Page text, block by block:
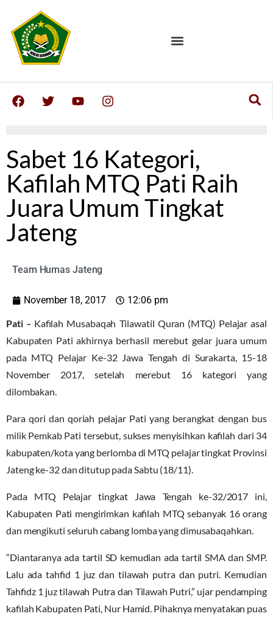
Sabet 16 Kategori,
Kafilah MTQ Pati Raih
Juara Umum Tingkat
Jateng
Team Humas Jateng
November 18, 2017
12:06 pm
Pati– Kafilah Musabaqah Tilawatil Quran (MTQ) Pelajar asal
Kabupaten Pati akhirnya berhasil merebut gelar juara umum
pada MTQ Pelajar Ke-32 Jawa Tengah di Surakarta, 15-18
November 2017, setelah merebut 16 kategori yang
dilombakan.
Para qori dan qoriah pelajar Pati yang berangkat dengan bus
milik Pemkab Pati tersebut, sukses menyisihkan kafilah dari 34
kabupaten/kota yang berlomba di MTQ pelajar tingkat Provinsi
Jateng ke-32 dan ditutup pada Sabtu (18/11).
Pada MTQ Pelajar tingkat Jawa Tengah ke-32/2017 ini,
Kabupaten Pati mengirimkan kafilah MTQ sebanyak 16 orang
dan mengikuti seluruh cabang lomba yang dimusabaqahkan.
“Diantaranya ada tartil SD kemudian ada tartil SMA dan SMP.
Lalu ada tahfid 1 juz dan tilawah putra dan putri. Kemudian
Tahfidz 1 juz tilawah Putra dan Tilawah Putri,” ujar pendamping
kafilah Kabupaten Pati, Nur Hamid. Pihaknya menyatakan puas